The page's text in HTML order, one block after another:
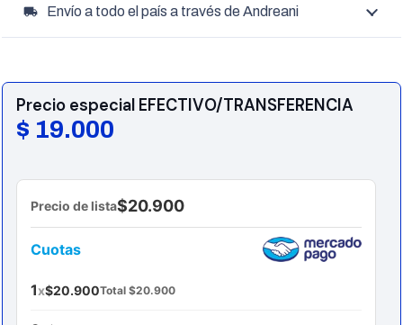
local_shipping Envío a todo el país a través de Andreani
Precio especial EFECTIVO/TRANSFERENCIA
$ 19.000
Precio de lista$20.900
Cuotas
1x$20.900Total $20.900